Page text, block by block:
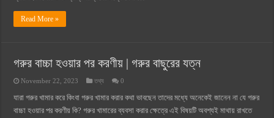
গ্রামে লাভজনক ব্যবসা ২০২৫ ও গ্রামের বাজারে ব্যবসার আইডিয়া
জেনে নিন, বর্তমানে মোবাইল ঘড়ি দাম কত ২০২৫
Read More »
গরুর বাচ্চা হওয়ার পর করণীয় | গরুর বাছুরের যত্ন
November 22, 2023 তথ্য 0
যারা গরুর খামার করে কিংবা গরুর খামার করার কথা ভাবছেন তাদের মধ্যে অনেকেই জানেন না যে গরুর
বাচ্চা হওয়ার পর করণীয় কি? গরুর খামারের ব্যবসা করার ক্ষেত্রে এই বিষয়টি অবশ্যই মাথায় রাখতে